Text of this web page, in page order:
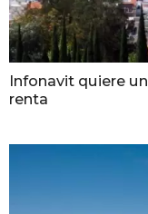
Infonavit quiere
renta